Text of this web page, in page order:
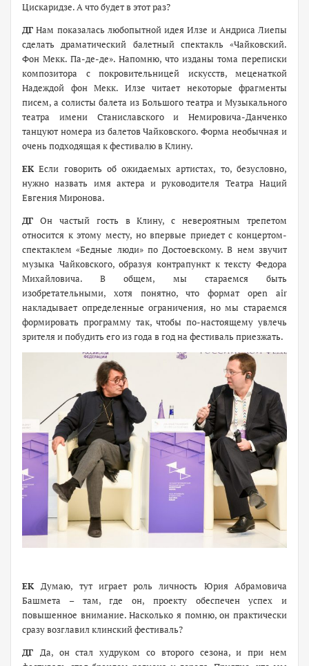
Цискаридзе. А что будет в этот раз?
ДГ Нам показалась любопытной идея Илзе и Андриса Лиепы
сделать драматический балетный спектакль «Чайковский.
Фон Мекк. Па-де-де». Напомню, что изданы тома переписки
композитора с покровительницей искусств, меценаткой
Надеждой фон Мекк. Илзе читает некоторые фрагменты
писем, а солисты балета из Большого театра и Музыкального
театра имени Станиславского и Немировича-Данченко
танцуют номера из балетов Чайковского. Форма необычная и
очень подходящая к фестивалю в Клину.
ЕКЕсли говорить об ожидаемых артистах, то, безусловно,
нужно назвать имя актера и руководителя Театра Наций
Евгения Миронова.
ДГ Он частый гость в Клину, с невероятным трепетом
относится к этому месту, но впервые приедет с концертом-
спектаклем «Бедные люди» по Достоевскому. В нем звучит
музыка Чайковского, образуя контрапункт к тексту Федора
Михайловича. В общем, мы стараемся быть
изобретательными, хотя понятно, что формат open air
накладывает определенные ограничения, но мы стараемся
формировать программу так, чтобы по-настоящему увлечь
зрителя и побудить его из года в год на фестиваль приезжать.
ЕКДумаю, тут играет роль личность Юрия Абрамовича
Башмета – там, где он, проекту обеспечен успех и
повышенное внимание. Насколько я помню, он практически
сразу возглавил клинский фестиваль?
ДГ Да, он стал худруком со второго сезона, и при нем